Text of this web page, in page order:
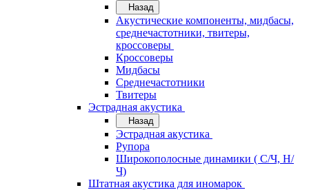
Назад
Акустические компоненты, мидбасы,
среднечастотники, твитеры,
кроссоверы
Кроссоверы
Мидбасы
Среднечастотники
Твитеры
Эстрадная акустика
Назад
Эстрадная акустика
Рупора
Широкополосные динамики ( С/Ч, Н/
Ч)
Штатная акустика для иномарок